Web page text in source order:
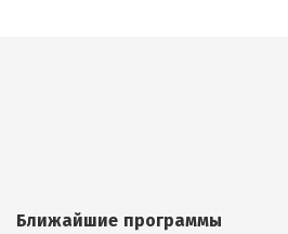
Ближайшие программы